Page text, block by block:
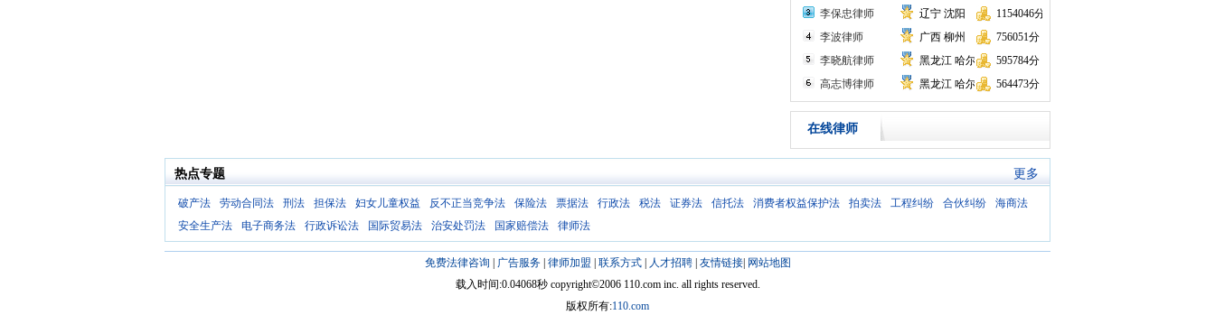
李保忠律师
辽宁 沈阳
1154046分
李波律师
广西 柳州
756051分
李晓航律师
黑龙江 哈尔滨
595784分
高志博律师
黑龙江 哈尔滨 564473分
在线律师
热点专题 更多
破产法 劳动合同法 刑法 担保法 妇女儿童权益 反不正当竞争法 保险法 票据法 行政法 税法 证券法 信托法 消费者权益保护法 拍卖法 工程纠纷 合伙纠纷
海商法
安全生产法
电子商务法 行政诉讼法 国际贸易法 治安处罚法 国家赔偿法 律师法
免费法律咨询 广告服务| 律师加盟 联系方式| 人才招聘| 友情链接| 网站地图
载入时间:0.04068秒 copyright©2006 110.com inc. all rights reserved.
版权所有:110.com